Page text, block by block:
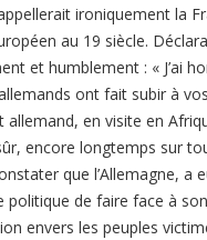
ironiquement la
au 19 siècle.
et humblement : « J’ai
ont fait subir à
allemand, en visite en
encore longtemps sur
que l’Allemagne, a
politique de faire face à
envers les peuples